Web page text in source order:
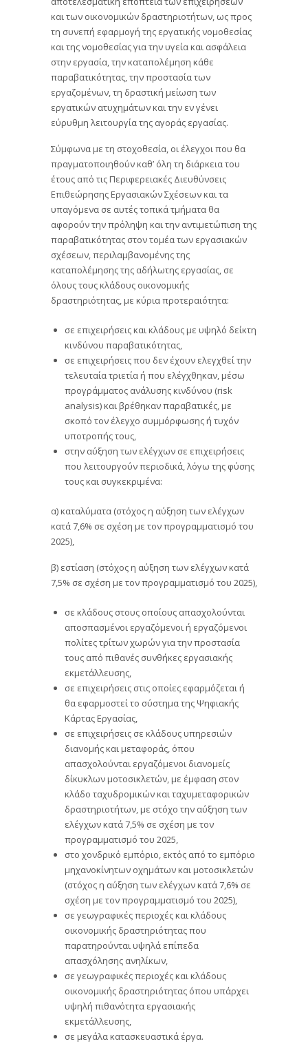
και των οικονομικών δραστηριοτήτων, ως προς
τη συνεπή εφαρμογή της εργατικής νομοθεσίας
και της νομοθεσίας για την υγεία και ασφάλεια
στην εργασία, την καταπολέμηση κάθε
παραβατικότητας, την προστασία των
εργαζομένων, τη δραστική μείωση των
εργατικών ατυχημάτων και την εν γένει
εύρυθμη λειτουργία της αγοράς εργασίας.
Σύμφωνα με τη στοχοθεσία, οι έλεγχοι που θα
πραγματοποιηθούν καθ’ όλη τη διάρκεια του
έτους από τις Περιφερειακές Διευθύνσεις
Επιθεώρησης Εργασιακών Σχέσεων και τα
υπαγόμενα σε αυτές τοπικά τμήματα θα
αφορούν την πρόληψη και την αντιμετώπιση της
παραβατικότητας στον τομέα των εργασιακών
σχέσεων, περιλαμβανομένης της
καταπολέμησης της αδήλωτης εργασίας, σε
όλους τους κλάδους οικονομικής
δραστηριότητας, με κύρια προτεραιότητα:
σε επιχειρήσεις και κλάδους με υψηλό δείκτη
κινδύνου παραβατικότητας,
σε επιχειρήσεις που δεν έχουν ελεγχθεί την
τελευταία τριετία ή που ελέγχθηκαν, μέσω
προγράμματος ανάλυσης κινδύνου (risk
analysis) και βρέθηκαν παραβατικές, με
σκοπό τον έλεγχο συμμόρφωσης ή τυχόν
υποτροπής τους,
στην αύξηση των ελέγχων σε επιχειρήσεις
που λειτουργούν περιοδικά, λόγω της φύσης
τους και συγκεκριμένα:
α) καταλύματα (στόχος η αύξηση των ελέγχων
κατά 7,6% σε σχέση με τον προγραμματισμό του
2025),
β) εστίαση (στόχος η αύξηση των ελέγχων κατά
7,5% σε σχέση με τον προγραμματισμό του 2025),
σε κλάδους στους οποίους απασχολούνται
αποσπασμένοι εργαζόμενοι ή εργαζόμενοι
πολίτες τρίτων χωρών για την προστασία
τους από πιθανές συνθήκες εργασιακής
εκμετάλλευσης,
σε επιχειρήσεις στις οποίες εφαρμόζεται ή
θα εφαρμοστεί το σύστημα της Ψηφιακής
Κάρτας Εργασίας,
σε επιχειρήσεις σε κλάδους υπηρεσιών
διανομής και μεταφοράς, όπου
απασχολούνται εργαζόμενοι διανομείς
δίκυκλων μοτοσικλετών, με έμφαση στον
κλάδο ταχυδρομικών και ταχυμεταφορικών
δραστηριοτήτων, με στόχο την αύξηση των
ελέγχων κατά 7,5% σε σχέση με τον
προγραμματισμό του 2025,
στο χονδρικό εμπόριο, εκτός από το εμπόριο
μηχανοκίνητων οχημάτων και μοτοσικλετών
(στόχος η αύξηση των ελέγχων κατά 7,6% σε
σχέση με τον προγραμματισμό του 2025),
σε γεωγραφικές περιοχές και κλάδους
οικονομικής δραστηριότητας που
παρατηρούνται υψηλά επίπεδα
απασχόλησης ανηλίκων,
σε γεωγραφικές περιοχές και κλάδους
οικονομικής δραστηριότητας όπου υπάρχει
υψηλή πιθανότητα εργασιακής
εκμετάλλευσης,
σε μεγάλα κατασκευαστικά έργα.